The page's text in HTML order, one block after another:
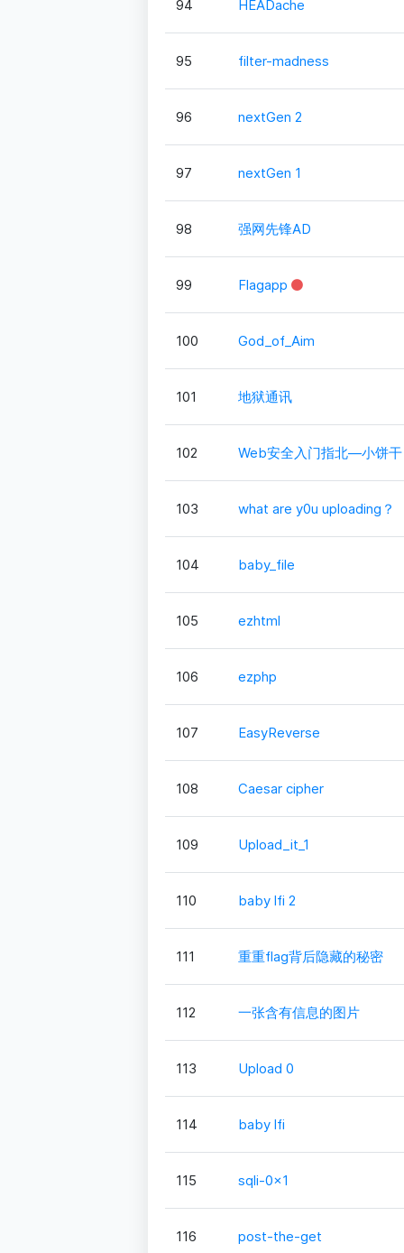
94 HEADache
95 filter-madness
96 nextGen 2
97 nextGen 1
98 强网先锋AD
99 Flagapp
100 God_of_Aim
101 地狱通讯
102 Web安全入门指北—小饼干
103 what are y0u uploading？
104 baby_file
105 ezhtml
106 ezphp
107 EasyReverse
108 Caesar cipher
109 Upload_it_1
110 baby lfi 2
111 重重flag背后隐藏的秘密
112 一张含有信息的图片
113 Upload 0
114 baby lfi
115 sqli-0x1
116 post-the-get